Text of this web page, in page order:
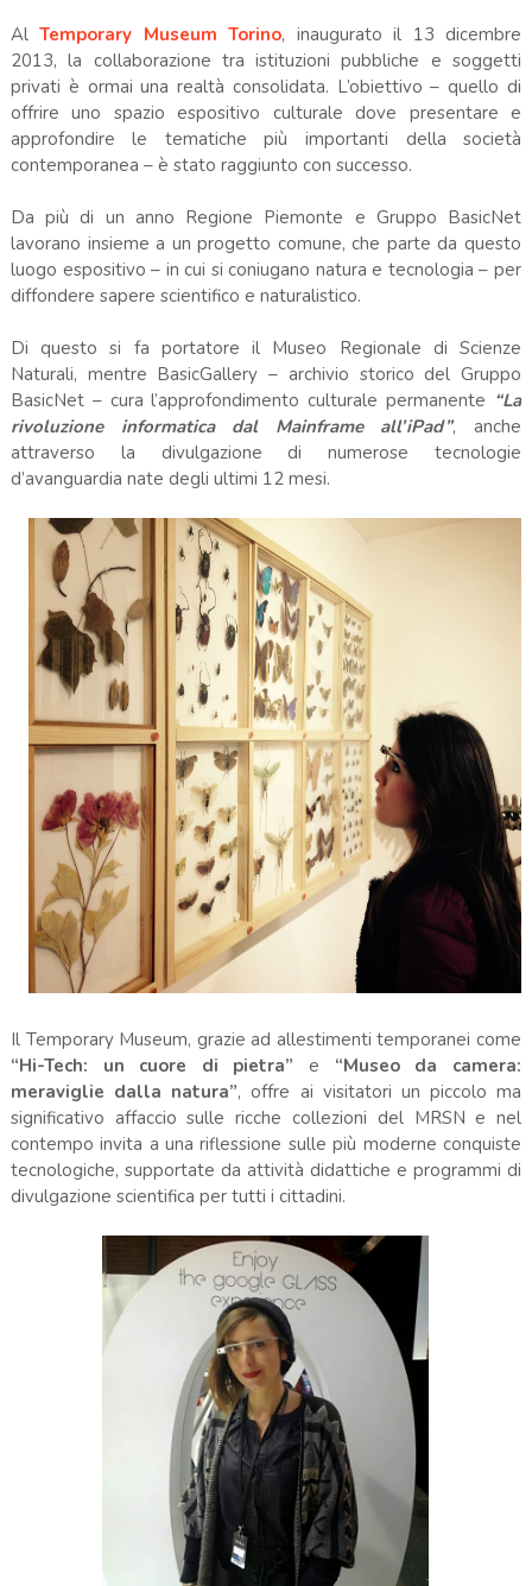
AlTemporary Museum Torino, inaugurato il 13 dicembre
2013, la collaborazione tra istituzioni pubbliche e soggetti
privati è ormai una realtà consolidata. L’obiettivo – quello di
offrire uno spazio espositivo culturale dove presentare e
approfondire le tematiche più importanti della società
contemporanea – è stato raggiunto con successo.
Da più di un anno Regione Piemonte e Gruppo BasicNet
lavorano insieme a un progetto comune, che parte da questo
luogo espositivo – in cui si coniugano natura e tecnologia – per
diffondere sapere scientifico e naturalistico.
Di questo si fa portatore il Museo Regionale di Scienze
Naturali, mentre BasicGallery – archivio storico del Gruppo
BasicNet – cura l’approfondimento culturale permanente “La
rivoluzione informatica dal Mainframe all’iPad”, anche
attraverso la divulgazione di numerose tecnologie
d’avanguardia nate degli ultimi 12 mesi.
Il Temporary Museum, grazie ad allestimenti temporanei come
“Hi-Tech: un cuore di pietra”e “Museo da camera:
meraviglie dalla natura”, offre ai visitatori un piccolo ma
significativo affaccio sulle ricche collezioni del MRSN e nel
contempo invita a una riflessione sulle più moderne conquiste
tecnologiche, supportate da attività didattiche e programmi di
divulgazione scientifica per tutti i cittadini.